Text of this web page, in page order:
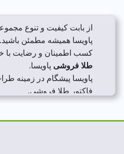
از بابت کیفیت و تنوع
پاویسا همیشه مطمئن باشید.
کسب اطمینان و رضایت با
طلا فروشی پاویسا.
پاویسا پیشگام در زمینه
فاکتور طلا فروشی.